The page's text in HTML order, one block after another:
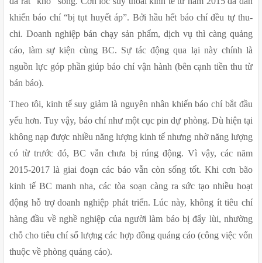
khiến báo chí “bị tụt huyết áp”. Bởi hầu hết báo chí đều tự thu-
chi. Doanh nghiệp bán chạy sản phẩm, dịch vụ thì càng quảng
cáo, làm sự kiện cùng BC. Sự tác động qua lại này chính là
nguồn lực góp phần giúp báo chí vận hành (bên cạnh tiền thu từ
bán báo).
Theo tôi, kinh tế suy giảm là nguyên nhân khiến báo chí bắt đầu
yếu hơn. Tuy vậy, báo chí như một cục pin dự phòng. Dù hiện tại
không nạp được nhiều năng lượng kinh tế nhưng nhờ năng lượng
có từ trước đó, BC vẫn chưa bị rúng động. Vì vậy, các năm
2015-2017 là giai đoạn các báo vẫn còn sống tốt. Khi cơn bão
kinh tế BC manh nha, các tòa soạn càng ra sức tạo nhiều hoạt
động hỗ trợ doanh nghiệp phát triển. Lúc này, không ít tiêu chí
hàng đầu về nghề nghiệp của người làm báo bị đẩy lùi, nhường
chỗ cho tiêu chí số lượng các hợp đồng quáng cáo (công việc vốn
thuộc về phòng quảng cáo).